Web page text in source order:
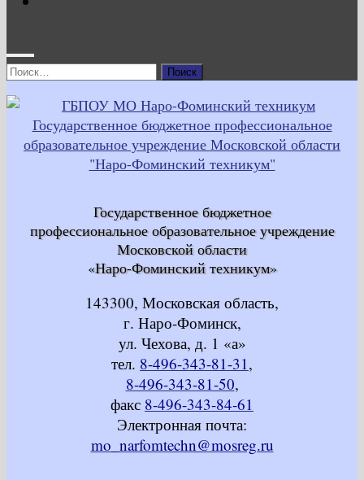
Найти:
Государственное бюджетное
профессиональное образовательное учреждение
Московской области
«Наро-Фоминский техникум»
143300, Московская область,
г. Наро-Фоминск,
ул. Чехова, д. 1 «а»
тел. 8-496-343-81-31,
8-496-343-81-50,
факс 8-496-343-84-61
Электронная почта:
mo_narfomtechn@mosreg.ru